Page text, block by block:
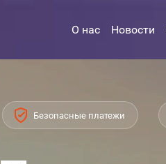
О нас Новости
Безопасные платежи